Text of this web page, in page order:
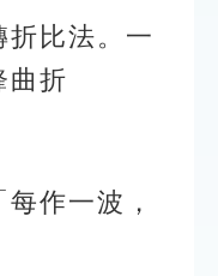
折比法。一
曲折
作一波，